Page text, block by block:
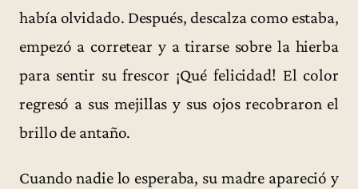
había olvidado. Después, descalza como estaba,
empezó a corretear y a tirarse sobre la hierba
para sentir su frescor ¡Qué felicidad! El color
regresó a sus mejillas y sus ojos recobraron el
brillo de antaño.
Cuando nadie lo esperaba, su madre apareció y